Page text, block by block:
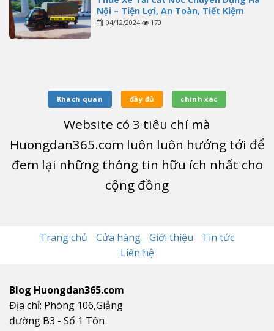
Nội – Tiện Lợi, An Toàn, Tiết Kiệm
04/12/2024 170
Khách quan đầy đủ chính xác
Website có 3 tiêu chí mà
Huongdan365.com luôn luôn hướng tới để
đem lại những thông tin hữu ích nhất cho
cộng đồng
Trang chủ Cửa hàng Giới thiệu
Tin tức
Liên hệ
Blog Huongdan365.com
Địa chỉ: Phòng 106,Giảng
đường B3 - Số 1 Tôn